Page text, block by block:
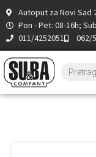
Autoput za Novi Sad
Pon - Pet: 08-16h;
011/4252051
062/